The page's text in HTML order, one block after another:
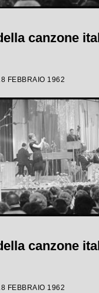
canzone
FEBBRAIO 1962
canzone
FEBBRAIO 1962